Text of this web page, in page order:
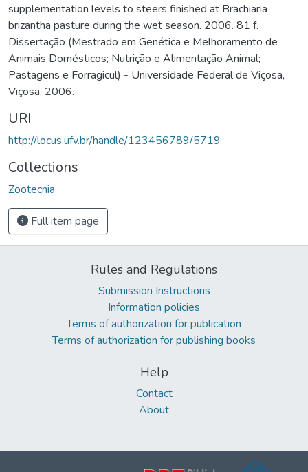
supplementation levels to steers finished at Brachiaria
brizantha pasture during the wet season. 2006. 81 f.
Dissertação (Mestrado em Genética e Melhoramento de
Animais Domésticos; Nutrição e Alimentação Animal;
Pastagens e Forragicul) - Universidade Federal de Viçosa,
Viçosa, 2006.
URI
http://locus.ufv.br/handle/123456789/5719
Collections
Zootecnia
Full item page
Rules and Regulations
Submission Instructions
Information policies
Terms of authorization for publication
Terms of authorization for publishing books
Help
Contact
About